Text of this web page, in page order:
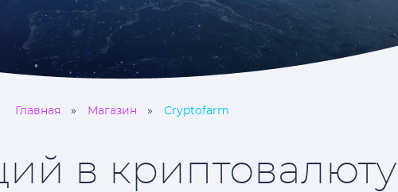
Главная Магазин Cryptofarm
в криптовалюту